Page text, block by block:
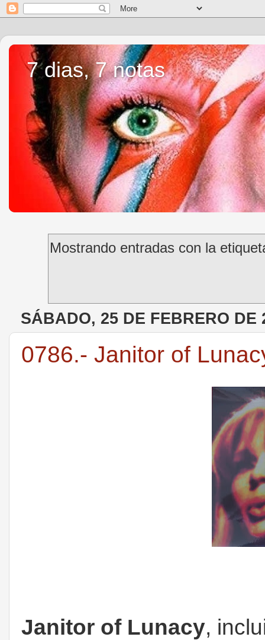
7 dias, 7 notas
Mostrando entradas con la
SÁBADO, 25 DE FEBRERO DE
0786.- Janitor of
Janitor of Lunacy,